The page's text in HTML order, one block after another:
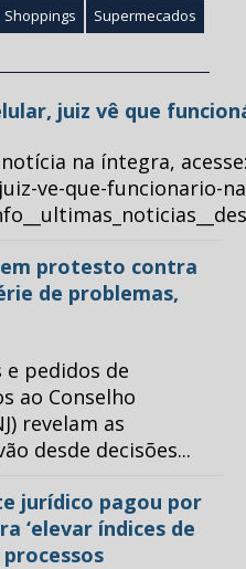
Shoppings
Supermecados
juiz vê que
na íntegra,
ve-que-funcionario-
em protesto contra
de problemas,
pedidos de
ao Conselho
revelam as
desde decisões...
jurídico pagou por
‘elevar índices de
processos